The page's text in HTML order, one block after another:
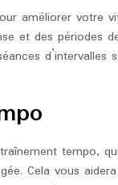
améliorer votre
et des périodes
d’intervalles
tempo,
Cela vous